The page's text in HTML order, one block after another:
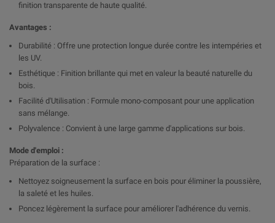
finition transparente de haute qualité.
Avantages :
Durabilité : Offre une protection longue durée contre les intempéries et
les UV.
Esthétique : Finition brillante qui met en valeur la beauté naturelle du
bois.
Facilité d'Utilisation : Formule mono-composant pour une application
sans mélange.
Polyvalence : Convient à une large gamme d'applications sur bois.
Mode d'emploi :
Préparation de la surface :
Nettoyez soigneusement la surface en bois pour éliminer la poussière,
la saleté et les huiles.
Poncez légèrement la surface pour améliorer l'adhérence du vernis.